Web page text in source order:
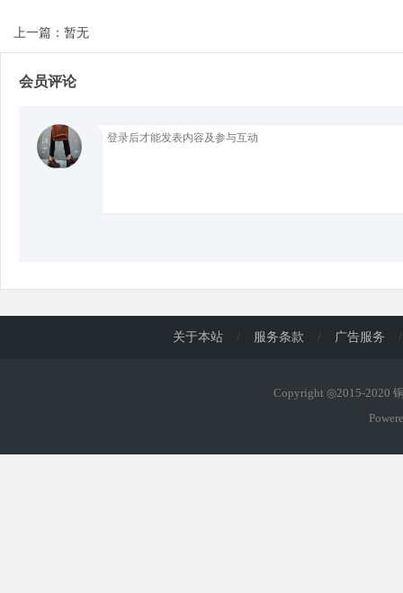
上一篇：暂无
会员评论
关于本站 / 服务条款 / 广告服务 /
Copyright ◎2015-2020